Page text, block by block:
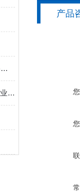
差压变送器使用注意事项：LNG动力船舶液位监测使用小常识
昆仑海岸压力液位产品在消防行业的解决方案
产品